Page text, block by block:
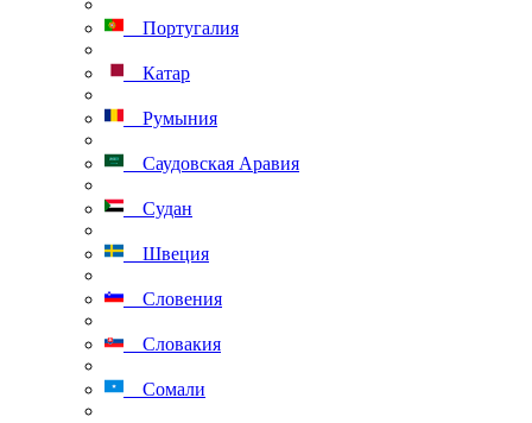
Португалия
Катар
Румыния
Саудовская Аравия
Судан
Швеция
Словения
Словакия
Сомали